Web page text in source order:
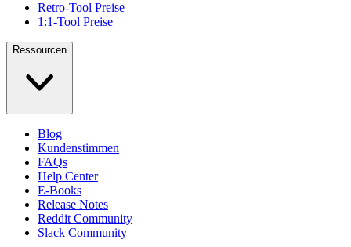
Retro-Tool Preise
1:1-Tool Preise
Ressourcen
Blog
Kundenstimmen
FAQs
Help Center
E-Books
Release Notes
Reddit Community
Slack Community